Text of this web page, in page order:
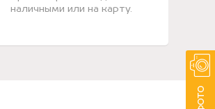
наличными или на карту.